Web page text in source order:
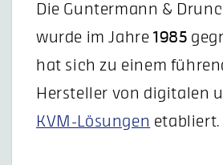
Die Guntermann &
wurde im Jahre 1985
hat sich zu einem
Hersteller von digitalen
KVM-Lösungen etabliert.